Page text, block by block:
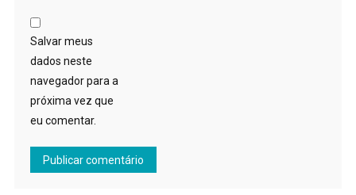
Salvar meus
dados neste
navegador para a
próxima vez que
eu comentar.